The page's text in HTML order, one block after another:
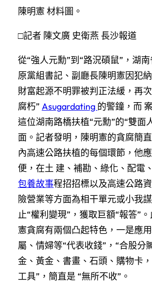
陳明憲 材料圖。
□記者 陳文廣 史衛燕 長沙報道
從“強人元勳”到“路況碩鼠”，湖
原黨組書記、副廳長陳明憲因犯
財富起源不明罪被判正法緩，再
腐朽” Asugardating 的警鐘，而
這位湖南路橋扶植“元勳”的“雙面
面。記者發明，陳明憲的貪腐簡
內高速公路扶植的每個環節，他
便，在土 建、補勘、綠化、配電
包養故事程招招標以及高速公路
險營業等方面為相干單元或小我
止“權利變現”，獲取巨額“報答”
憲貪腐有兩個凸起特色，一是應
屬、情婦等“代表收錢”，“合股分
金、黃金、書畫、石頭、購物卡
工具”，簡直是 “無所不收”。